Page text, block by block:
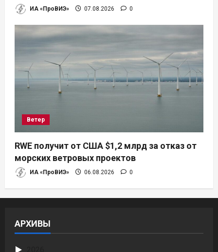
ИА «ПроВИЭ» 07.08.2026 0
Ветер
RWE получит от США $1,2 млрд за отказ от
морских ветровых проектов
ИА «ПроВИЭ» 06.08.2026 0
АРХИВЫ